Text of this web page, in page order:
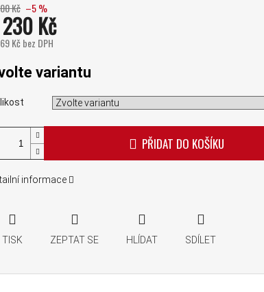
Kč –5 %
Kč
Kč bez DPH
variantu
PŘIDAT DO KOŠÍKU
informace
TISK ZEPTAT SE HLÍDAT SDÍLET